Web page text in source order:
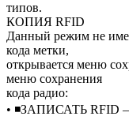
типов.
КОПИЯ RFID
Данный режим не
кода метки,
открывается меню
меню сохранения
кода радио:
• ◾ЗАПИСАТЬ RFID –